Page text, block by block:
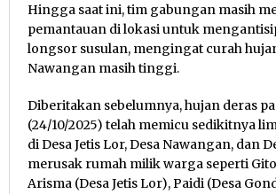
Hingga saat ini, tim gabungan masih
pemantauan di lokasi untuk
longsor susulan, mengingat curah
Nawangan masih tinggi.
Diberitakan sebelumnya, hujan deras
(24/10/2025) telah memicu sedikitnya
di Desa Jetis Lor, Desa Nawangan, dan
merusak rumah milik warga seperti
Arisma (Desa Jetis Lor), Paidi (Desa